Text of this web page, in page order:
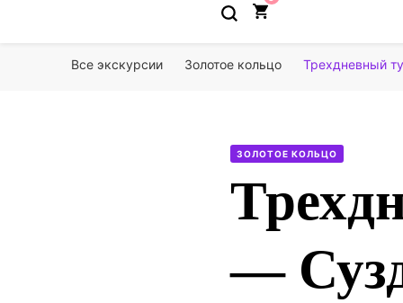
Все экскурсии Золотое кольцо Трехдневный
ЗОЛОТОЕ КОЛЬЦО
—